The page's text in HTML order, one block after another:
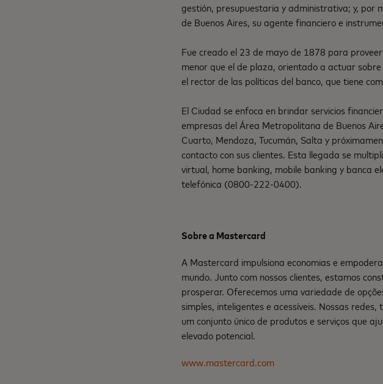
gestión, presupuestaria y administrativa; y, por
de Buenos Aires, su agente financiero e
Fue creado el 23 de mayo de 1878 para
menor que el de plaza, orientado a actuar
el rector de las políticas del banco, que tiene
El Ciudad se enfoca en brindar servicios
empresas del Área Metropolitana de Buenos
Cuarto, Mendoza, Tucumán, Salta y
contacto con sus clientes. Esta llegada se
virtual, home banking, mobile banking y banca
telefónica (0800-222-0400).
Sobre a Mastercard
A Mastercard impulsiona economias e
mundo. Junto com nossos clientes, estamos
prosperar. Oferecemos uma variedade de
simples, inteligentes e acessíveis. Nossas
um conjunto único de produtos e serviços que
elevado potencial.
www.mastercard.com